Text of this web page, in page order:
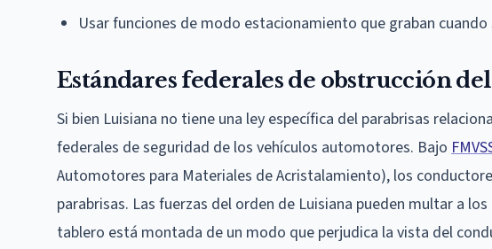
Usar funciones de modo estacionamiento que graban
Estándares federales de obstrucción
Si bien Luisiana no tiene una ley específica del parabrisas
federales de seguridad de los vehículos automotores. Bajo
Automotores para Materiales de Acristalamiento), los
parabrisas. Las fuerzas del orden de Luisiana pueden multar a
tablero está montada de un modo que perjudica la vista del